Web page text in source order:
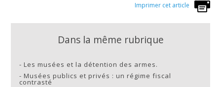
Imprimer cet article
Dans la même rubrique
-Les musées et la détention des armes.
-Musées publics et privés : un régime fiscal
contrasté